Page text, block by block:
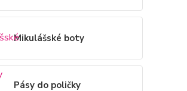
Mikulášské boty
Pásy do poličky